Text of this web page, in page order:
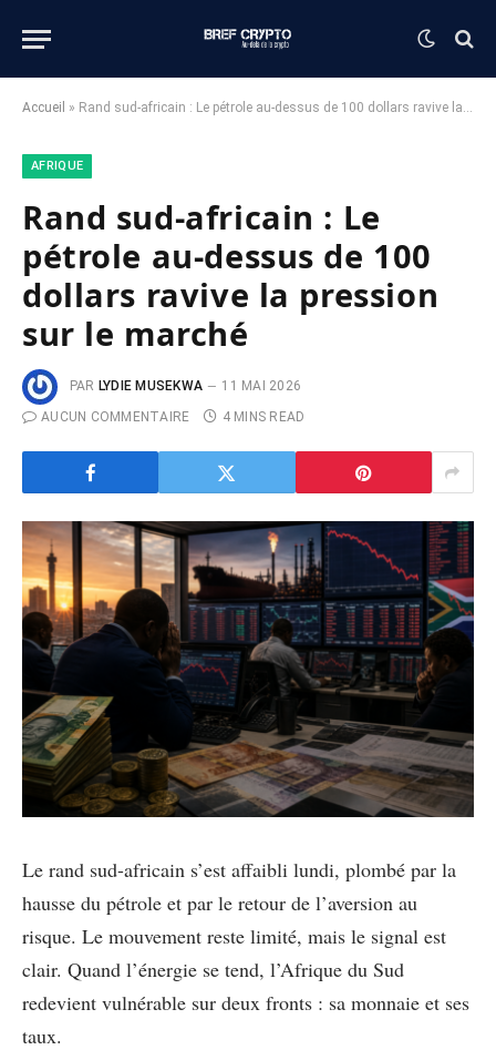
Accueil » Rand sud-africain : Le pétrole au-dessus de 100 dollars ravive la pression sur le marché
AFRIQUE
Rand sud-africain : Le
pétrole au-dessus de 100
dollars ravive la pression
sur le marché
PAR LYDIE MUSEKWA
11 MAI 2026
AUCUN COMMENTAIRE
4 MINS READ
Le rand sud-africain s’est affaibli lundi, plombé par la
hausse du pétrole et par le retour de l’aversion au
risque. Le mouvement reste limité, mais le signal est
clair. Quand l’énergie se tend, l’Afrique du Sud
redevient vulnérable sur deux fronts : sa monnaie et ses
taux.